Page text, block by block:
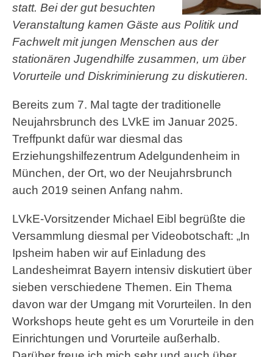
statt. Bei der gut besuchten
Veranstaltung kamen Gäste aus Politik und
Fachwelt mit jungen Menschen aus der
stationären Jugendhilfe zusammen, um über
Vorurteile und Diskriminierung zu diskutieren.
Bereits zum 7. Mal tagte der traditionelle
Neujahrsbrunch des LVkE im Januar 2025.
Treffpunkt dafür war diesmal das
Erziehungshilfezentrum Adelgundenheim in
München, der Ort, wo der Neujahrsbrunch
auch 2019 seinen Anfang nahm.
LVkE-Vorsitzender Michael Eibl begrüßte die
Versammlung diesmal per Videobotschaft: „In
Ipsheim haben wir auf Einladung des
Landesheimrat Bayern intensiv diskutiert über
sieben verschiedene Themen. Ein Thema
davon war der Umgang mit Vorurteilen. In den
Workshops heute geht es um Vorurteile in den
Einrichtungen und Vorurteile außerhalb.